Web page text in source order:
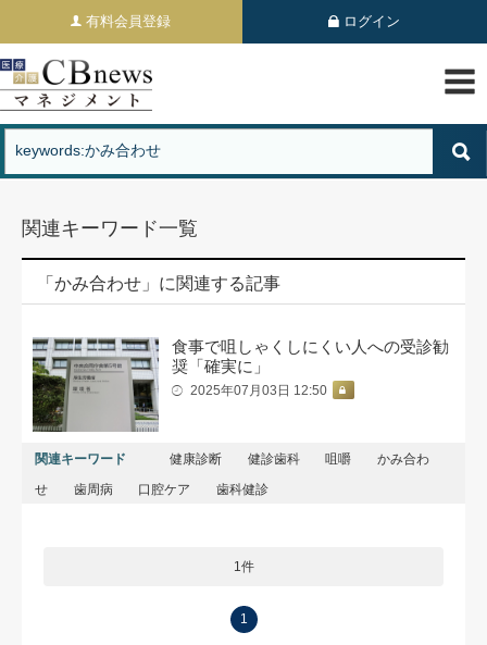
有料会員登録 ログイン
関連キーワード一覧
「かみ合わせ」に関連する記事
食事で咀しゃくしにくい人への受診勧
奨「確実に」
2025年07月03日 12:50
関連キーワード 健康診断 健診歯科 咀嚼
かみ合わ
せ
歯周病 口腔ケア 歯科健診
1件
1